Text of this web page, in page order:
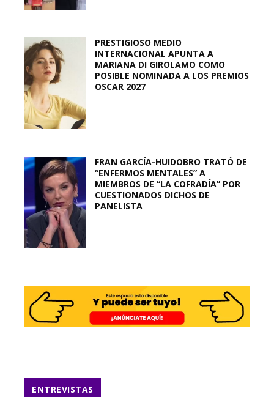
PRESTIGIOSO MEDIO
INTERNACIONAL APUNTA A
MARIANA DI GIROLAMO COMO
POSIBLE NOMINADA A LOS PREMIOS
OSCAR 2027
FRAN GARCÍA-HUIDOBRO TRATÓ DE
“ENFERMOS MENTALES” A
MIEMBROS DE “LA COFRADÍA” POR
CUESTIONADOS DICHOS DE
PANELISTA
ENTREVISTAS